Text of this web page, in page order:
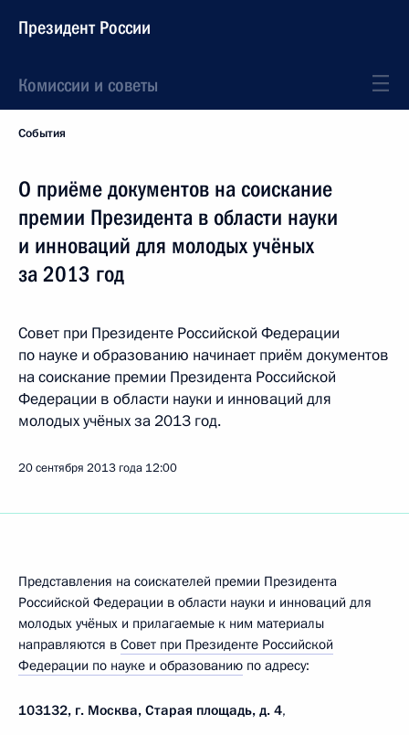
Президент России
Комиссии и советы
События
О приёме документов на соискание
премии Президента в области науки
и инноваций для молодых учёных
за 2013 год
Совет при Президенте Российской Федерации
по науке и образованию начинает приём документов
на соискание премии Президента Российской
Федерации в области науки и инноваций для
молодых учёных за 2013 год.
20 сентября 2013 года 12:00
Представления на соискателей премии Президента
Российской Федерации в области науки и инноваций для
молодых учёных и прилагаемые к ним материалы
направляются в Совет при Президенте Российской
Федерации по науке и образованию по адресу:
103132, г. Москва, Старая площадь, д. 4,